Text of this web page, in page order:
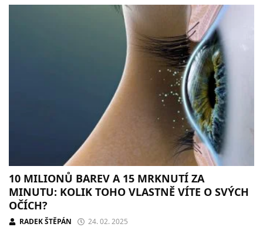
10 MILIONŮ BAREV A 15 MRKNUTÍ ZA
MINUTU: KOLIK TOHO VLASTNĚ VÍTE O SVÝCH
OČÍCH?
RADEK ŠTĚPÁN 24. 02. 2025